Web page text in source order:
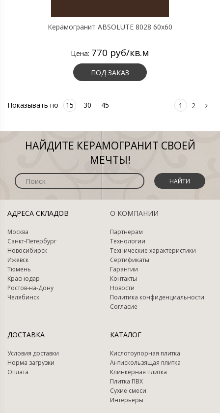
Керамогранит ABSOLUTE 8028 60х60
Цена: 770 руб/кв.м
ПОД ЗАКАЗ
Показывать по 15 30 45 1 2
НАЙДИТЕ КЕРАМОГРАНИТ СВОЕЙ
МЕЧТЫ!
НАЙТИ
АДРЕСА СКЛАДОВ
Москва
Санкт-Петербург
Новосибирск
Ижевск
Тюмень
Краснодар
Ростов-на-Дону
Челябинск
О КОМПАНИИ
Партнерам
Технологии
Технические характеристики
Сертификаты
Гарантии
Контакты
Новости
Политика конфиденциальности
Согласие
ДОСТАВКА
Условия доставки
Норма загрузки
Оплата
КАТАЛОГ
Кислотоупорная плитка
Антискользящая плитка
Клинкерная плитка
Плитка ПВХ
Сухие смеси
Интерьеры